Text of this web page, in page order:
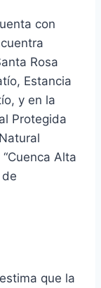
con
Rosa
Estancia
y en la
Protegida
Alta
que la